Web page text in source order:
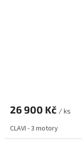
26 900 Kč / ks
CLAVI - 3 motory